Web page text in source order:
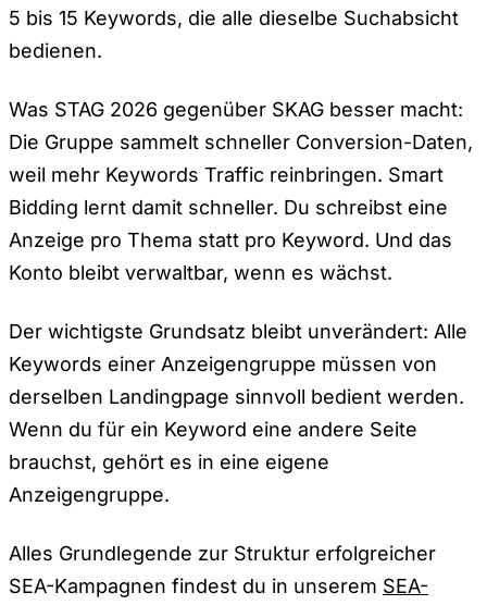
5 bis 15 Keywords, die alle dieselbe Suchabsicht
bedienen.
Was STAG 2026 gegenüber SKAG besser macht:
Die Gruppe sammelt schneller Conversion-Daten,
weil mehr Keywords Traffic reinbringen. Smart
Bidding lernt damit schneller. Du schreibst eine
Anzeige pro Thema statt pro Keyword. Und das
Konto bleibt verwaltbar, wenn es wächst.
Der wichtigste Grundsatz bleibt unverändert: Alle
Keywords einer Anzeigengruppe müssen von
derselben Landingpage sinnvoll bedient werden.
Wenn du für ein Keyword eine andere Seite
brauchst, gehört es in eine eigene
Anzeigengruppe.
Alles Grundlegende zur Struktur erfolgreicher
SEA-Kampagnen findest du in unserem SEA-